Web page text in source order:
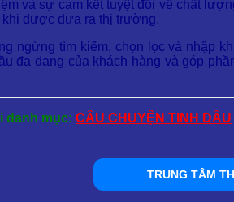
và sự cam kết tuyệt đối về chất
được đưa ra thị trường.
ngừng tìm kiếm, chọn lọc và nhập
đa dạng của khách hàng và góp
danh mục: CÂU CHUYỆN TINH DẦU
TRUNG TÂM